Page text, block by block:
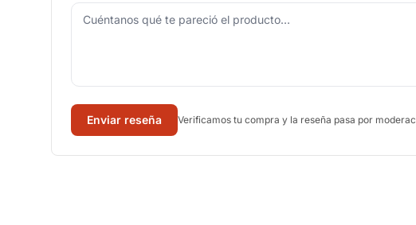
Enviar reseña Verificamos tu compra y la reseña pasa por